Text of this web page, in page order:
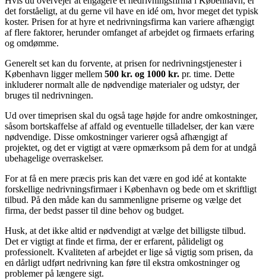
det forståeligt, at du gerne vil have en idé om, hvor meget det typisk
koster. Prisen for at hyre et nedrivningsfirma kan variere afhængigt
af flere faktorer, herunder omfanget af arbejdet og firmaets erfaring
og omdømme.
Generelt set kan du forvente, at prisen for nedrivningstjenester i
København ligger mellem 500 kr. og 1000 kr. pr. time. Dette
inkluderer normalt alle de nødvendige materialer og udstyr, der
bruges til nedrivningen.
Ud over timeprisen skal du også tage højde for andre omkostninger,
såsom bortskaffelse af affald og eventuelle tilladelser, der kan være
nødvendige. Disse omkostninger varierer også afhængigt af
projektet, og det er vigtigt at være opmærksom på dem for at undgå
ubehagelige overraskelser.
For at få en mere præcis pris kan det være en god idé at kontakte
forskellige nedrivningsfirmaer i København og bede om et skriftligt
tilbud. På den måde kan du sammenligne priserne og vælge det
firma, der bedst passer til dine behov og budget.
Husk, at det ikke altid er nødvendigt at vælge det billigste tilbud.
Det er vigtigt at finde et firma, der er erfarent, pålideligt og
professionelt. Kvaliteten af arbejdet er lige så vigtig som prisen, da
en dårligt udført nedrivning kan føre til ekstra omkostninger og
problemer på længere sigt.